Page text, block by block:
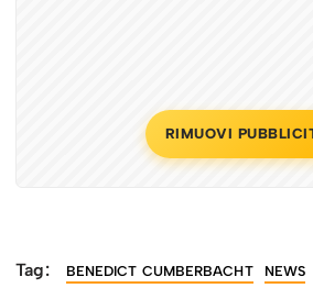
RIMUOVI
Tag: BENEDICT CUMBERBACHT NEWS